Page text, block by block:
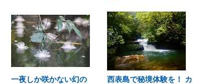
一夜しか咲かない幻の
西表島で秘境体験を！ カ